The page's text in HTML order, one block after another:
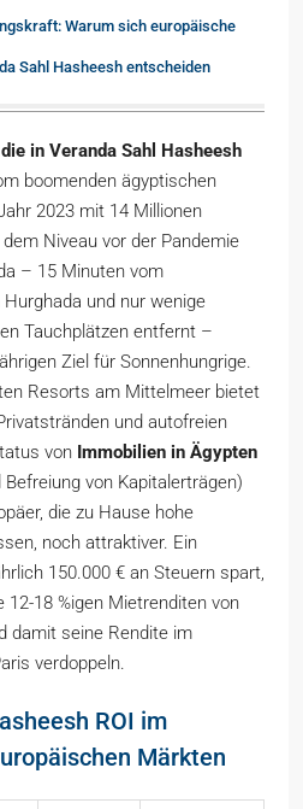
Warum sich europäische
Sahl Hasheesh entscheiden
in Veranda Sahl Hasheesh
boomenden ägyptischen
2023 mit 14 Millionen
Niveau vor der Pandemie
– 15 Minuten vom
und nur wenige
Tauchplätzen entfernt –
Ziel für Sonnenhungrige.
Resorts am Mittelmeer bietet
und autofreien
von Immobilien in Ägypten
von Kapitalerträgen)
die zu Hause hohe
noch attraktiver. Ein
150.000 € an Steuern spart,
12-18 %igen Mietrenditen von
damit seine Rendite im
verdoppeln.
ROI im
Märkten